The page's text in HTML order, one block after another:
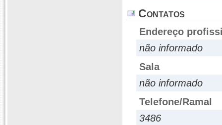
Contatos
Endereço
não informado
Sala
não informado
Telefone/Ramal
3486